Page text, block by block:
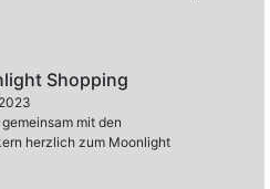
Shopping
mit den
herzlich zum Moonlight